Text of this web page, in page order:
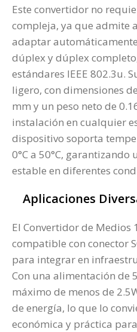
Este convertidor no
compleja, ya que admite
adaptar
dúplex y dúplex
estándares IEEE 802.3u.
ligero, con dimensiones
mm y un peso neto de
instalación en cualquier
dispositivo soporta
0°C a 50°C,
estable en diferentes
Aplicaciones
El Convertidor de Medios
compatible con conector
para integrar en
Con una alimentación de
máximo de menos de
de energía, lo que lo
económica y práctica